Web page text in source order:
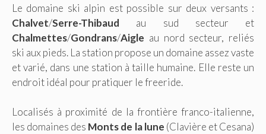
Le domaine ski alpin est possible sur deux versants :
Chalvet/Serre-Thibaud au sud secteur et
Chalmettes/Gondrans/Aigle au nord secteur, reliés
ski aux pieds. La station propose un domaine assez vaste
et varié, dans une station à taille humaine. Elle reste un
endroit idéal pour pratiquer le freeride.
Localisés à proximité de la frontière franco-italienne,
les domaines des Monts de la lune (Clavière et Cesana)